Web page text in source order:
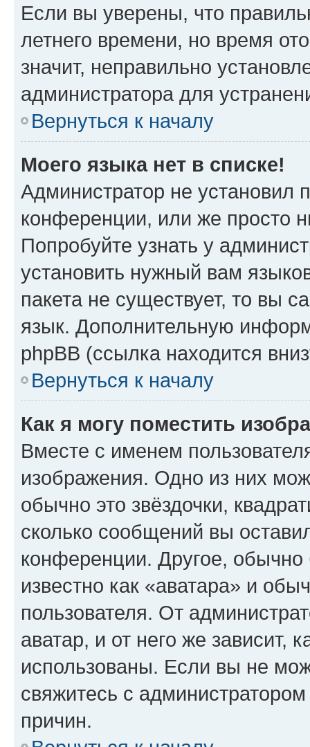
Если вы уверены, что
летнего времени, но время
значит, неправильно
администратора для
Вернуться к началу
Моего языка нет в списке!
Администратор не установил
конференции, или же просто
Попробуйте узнать у
установить нужный вам
пакета не существует, то вы
язык. Дополнительную
phpBB (ссылка находится
Вернуться к началу
Как я могу поместить
Вместе с именем
изображения. Одно из них
обычно это звёздочки,
сколько сообщений вы
конференции. Другое,
известно как «аватара» и
пользователя. От
аватар, и от него же зависит,
использованы. Если вы не
свяжитесь с
причин.